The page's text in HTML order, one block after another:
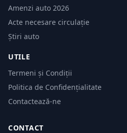
Amenzi auto 2026
Acte necesare circulație
Știri auto
UTILE
Termeni și Condiții
Politica de Confidențialitate
Contactează-ne
CONTACT